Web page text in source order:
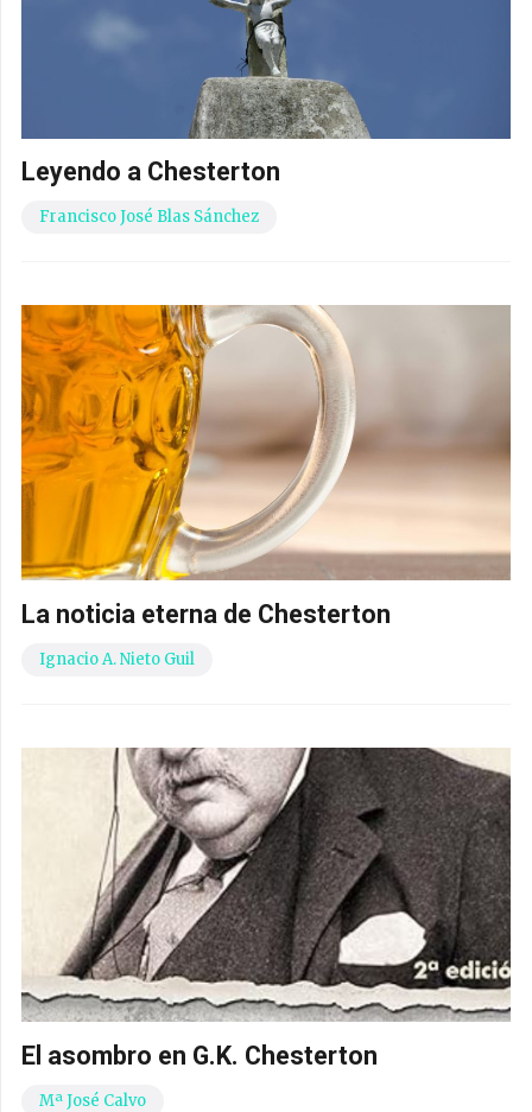
Leyendo a Chesterton
Francisco José Blas Sánchez
La noticia eterna de Chesterton
Ignacio A. Nieto Guil
El asombro en G.K. Chesterton
Mª José Calvo